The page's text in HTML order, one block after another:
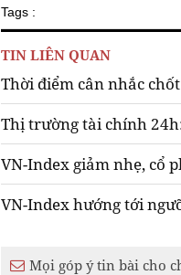
Tags :
TIN LIÊN QUAN
Thời điểm cân nhắc
Thị trường tài chính
VN-Index giảm nhẹ, cổ
VN-Index hướng tới
Mọi góp ý tin bài cho